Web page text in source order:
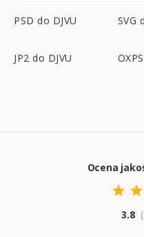
PSD do DJVU SVG
JP2 do DJVU
Ocena
3.8